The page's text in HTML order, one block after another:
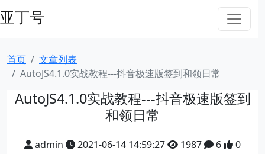
亚丁号
首页
文章列表
AutoJS4.1.0实战教程---抖音极速版签到和领日常
AutoJS4.1.0实战教程---抖音极速版签到
和领日常
admin 2021-06-14 14:59:27 1987 6 0